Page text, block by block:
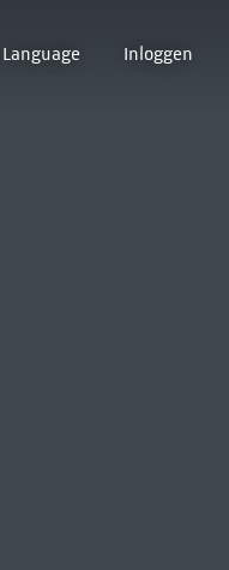
Language Inloggen